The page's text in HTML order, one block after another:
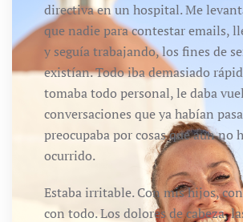
directiva en un hospital. Me
que nadie para contestar emails,
y seguía trabajando, los fines de
existían. Todo iba demasiado
tomaba todo personal, le daba
conversaciones que ya habían
preocupaba por cosas que aún no
ocurrido.
Estaba irritable. Con mis hijos,
con todo. Los dolores de cabeza,